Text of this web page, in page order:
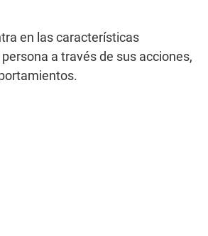
en las características
a través de sus acciones,